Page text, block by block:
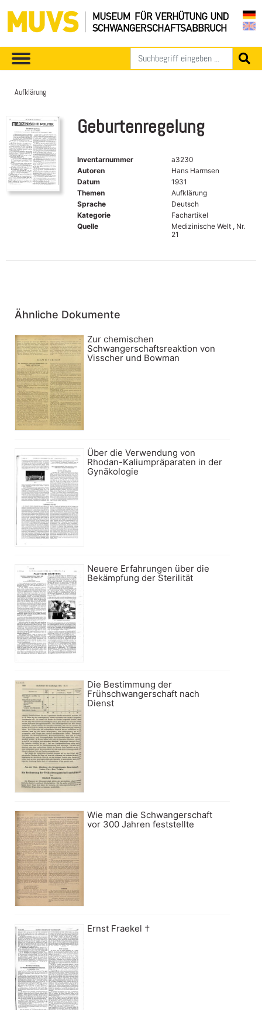
Aufklärung
Geburtenregelung
Inventarnummer
a3230
Autoren
Hans Harmsen
Datum
1931
Themen
Aufklärung
Sprache
Deutsch
Kategorie
Fachartikel
Quelle
Medizinische Welt , Nr.
21
Ähnliche Dokumente
Zur chemischen
Schwangerschaftsreaktion von
Visscher und Bowman
Über die Verwendung von
Rhodan-Kaliumpräparaten in der
Gynäkologie
Neuere Erfahrungen über die
Bekämpfung der Sterilität
Die Bestimmung der
Frühschwangerschaft nach
Dienst
Wie man die Schwangerschaft
vor 300 Jahren feststellte
Ernst Fraekel †